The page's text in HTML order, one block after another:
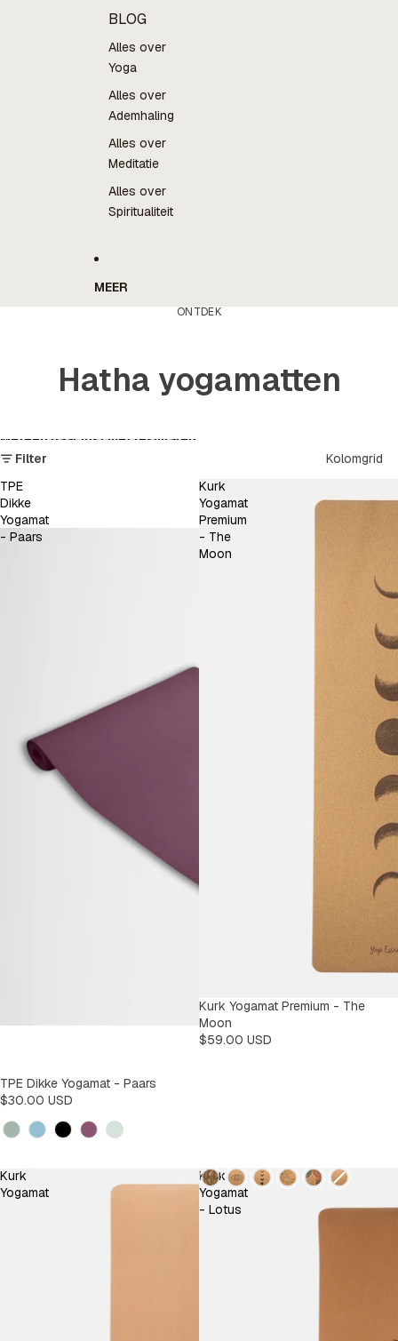
BLOG
Alles over
Yoga
Alles over
Ademhaling
Alles over
Meditatie
Alles over
Spiritualiteit
MEER
ONTDEK
Hatha yogamatten
Meteen naar lijst met resultaten
Filter
Kolomgrid
TPE
Dikke
Yogamat
- Paars
TPE Dikke Yogamat - Paars
$30.00 USD
Kleur
Kurk
Yogamat
Premium
- The
Moon
Kurk Yogamat Premium - The
Moon
$59.00 USD
Design
Kurk
Yogamat
Kurk
Yogamat
- Lotus